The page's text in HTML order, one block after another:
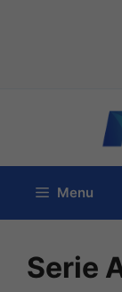
contenuto
Menu
Serie